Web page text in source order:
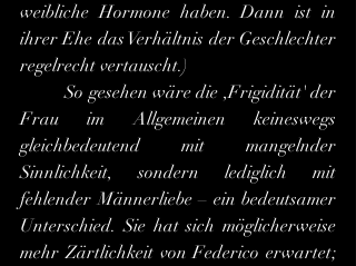
weibliche Hormone haben. Dann ist in
ihrer Ehe das Verhältnis der Geschlechter
regelrecht vertauscht.)
	So gesehen wäre die ,Frigidität' der
Frau im Allgemeinen keineswegs
gleichbedeutend mit mangelnder
Sinnlichkeit, sondern lediglich mit
fehlender Männerliebe – ein bedeutsamer
Unterschied. Sie hat sich möglicherweise
mehr Zärtlichkeit von Federico erwartet;